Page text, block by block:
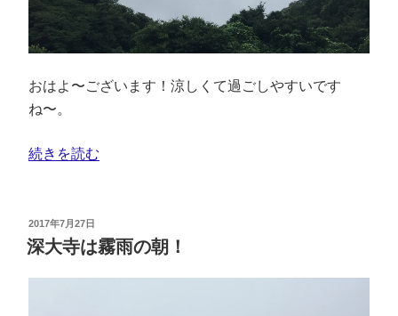
おはよ〜ございます！涼しくて過ごしやすいです
ね〜。
続きを読む
2017年7月27日
深大寺は霧雨の朝！